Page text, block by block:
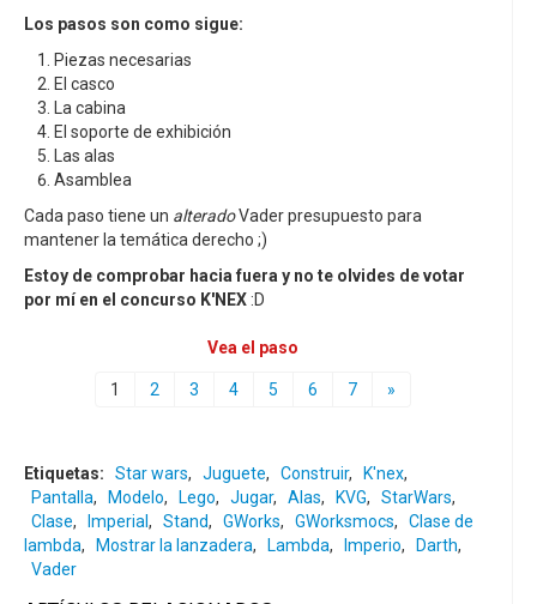
Los pasos son como sigue:
Piezas necesarias
El casco
La cabina
El soporte de exhibición
Las alas
Asamblea
Cada paso tiene un alteradoVader presupuesto para
mantener la temática derecho ;)
Estoy de comprobar hacia fuera y no te olvides de votar
por mí en el concurso K'NEX :D
Vea el paso
1 2 3 4 5 6 7 »
Etiquetas: Star wars, Juguete, Construir, K'nex,
Pantalla, Modelo, Lego, Jugar, Alas, KVG, StarWars,
Clase, Imperial, Stand, GWorks, GWorksmocs,
Clase de
lambda, Mostrar la lanzadera, Lambda, Imperio, Darth,
Vader